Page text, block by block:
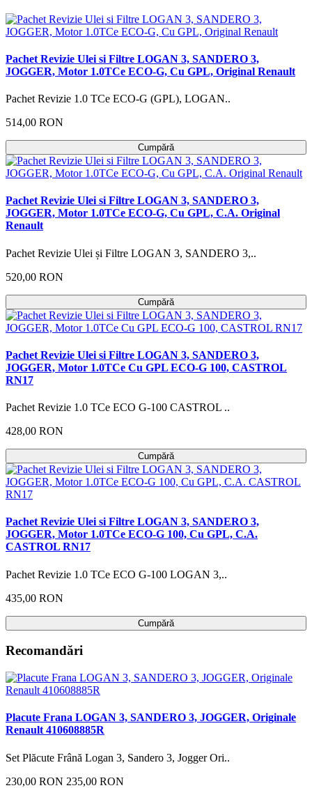
Pachet Revizie Ulei si Filtre LOGAN 3, SANDERO 3,
JOGGER, Motor 1.0TCe ECO-G, Cu GPL, Original Renault
Pachet Revizie 1.0 TCe ECO-G (GPL), LOGAN..
514,00 RON
Cumpără
Pachet Revizie Ulei si Filtre LOGAN 3, SANDERO 3,
JOGGER, Motor 1.0TCe ECO-G, Cu GPL, C.A. Original
Renault
Pachet Revizie Ulei și Filtre LOGAN 3, SANDERO 3,..
520,00 RON
Cumpără
Pachet Revizie Ulei si Filtre LOGAN 3, SANDERO 3,
JOGGER, Motor 1.0TCe Cu GPL ECO-G 100, CASTROL
RN17
Pachet Revizie 1.0 TCe ECO G-100 CASTROL ..
428,00 RON
Cumpără
Pachet Revizie Ulei si Filtre LOGAN 3, SANDERO 3,
JOGGER, Motor 1.0TCe ECO-G 100, Cu GPL, C.A.
CASTROL RN17
Pachet Revizie 1.0 TCe ECO G-100 LOGAN 3,..
435,00 RON
Cumpără
Recomandări
Placute Frana LOGAN 3, SANDERO 3, JOGGER, Originale
Renault 410608885R
Set Plăcute Frână Logan 3, Sandero 3, Jogger Ori..
230,00 RON 235,00 RON